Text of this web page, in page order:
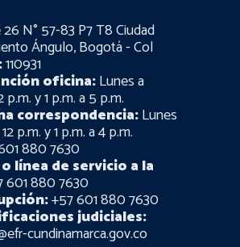
N° 57-83 P7 T8 Ciudad
Ángulo, Bogotá - Col
110931
oficina:Lunes a
p.m. y 1 p.m. a 5 p.m.
correspondencia:Lunes
p.m. y 1 p.m. a 4 p.m.
880 7630
línea de servicio a la
601 880 7630
+57 601 880 7630
judiciales:
cundinamarca.gov.co